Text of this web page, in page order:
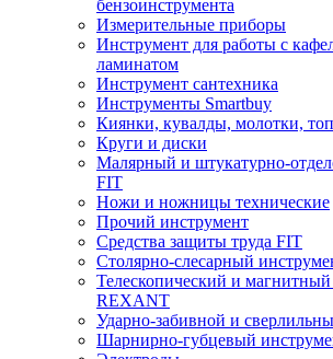
бензоинструмента
Измерительные приборы
Инструмент для работы с
ламинатом
Инструмент сантехника
Инструменты Smartbuy
Киянки, кувалды, молотки,
Круги и диски
Малярный и штукатурно-
FIT
Ножи и ножницы технические
Прочий инструмент
Средства защиты труда FIT
Столярно-слесарный
Телескопический и
REXANT
Ударно-забивной и
Шарнирно-губцевый